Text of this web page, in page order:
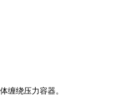
缠绕压力容器。